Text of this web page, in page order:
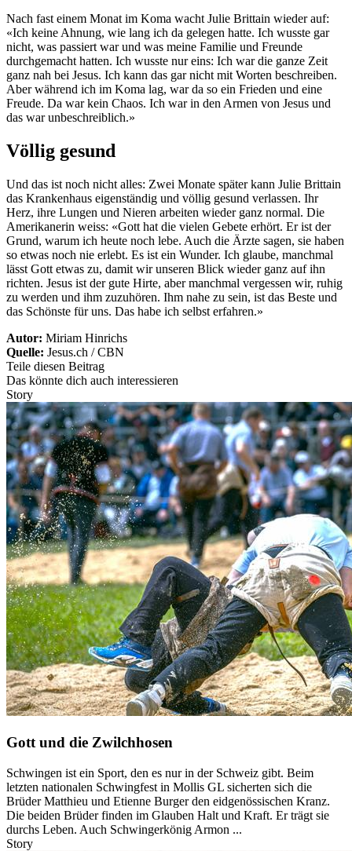
Nach fast einem Monat im Koma wacht Julie Brittain wieder auf:
«Ich keine Ahnung, wie lang ich da gelegen hatte. Ich wusste gar
nicht, was passiert war und was meine Familie und Freunde
durchgemacht hatten. Ich wusste nur eins: Ich war die ganze Zeit
ganz nah bei Jesus. Ich kann das gar nicht mit Worten beschreiben.
Aber während ich im Koma lag, war da so ein Frieden und eine
Freude. Da war kein Chaos. Ich war in den Armen von Jesus und
das war unbeschreiblich.»
Völlig gesund
Und das ist noch nicht alles: Zwei Monate später kann Julie Brittain
das Krankenhaus eigenständig und völlig gesund verlassen. Ihr
Herz, ihre Lungen und Nieren arbeiten wieder ganz normal. Die
Amerikanerin weiss: «Gott hat die vielen Gebete erhört. Er ist der
Grund, warum ich heute noch lebe. Auch die Ärzte sagen, sie haben
so etwas noch nie erlebt. Es ist ein Wunder. Ich glaube, manchmal
lässt Gott etwas zu, damit wir unseren Blick wieder ganz auf ihn
richten. Jesus ist der gute Hirte, aber manchmal vergessen wir, ruhig
zu werden und ihm zuzuhören. Ihm nahe zu sein, ist das Beste und
das Schönste für uns. Das habe ich selbst erfahren.»
Autor: Miriam Hinrichs
Quelle: Jesus.ch / CBN
Teile diesen Beitrag
Das könnte dich auch interessieren
Story
Gott und die Zwilchhosen
Schwingen ist ein Sport, den es nur in der Schweiz gibt. Beim
letzten nationalen Schwingfest in Mollis GL sicherten sich die
Brüder Matthieu und Etienne Burger den eidgenössischen Kranz.
Die beiden Brüder finden im Glauben Halt und Kraft. Er trägt sie
durchs Leben. Auch Schwingerkönig Armon ...
Story